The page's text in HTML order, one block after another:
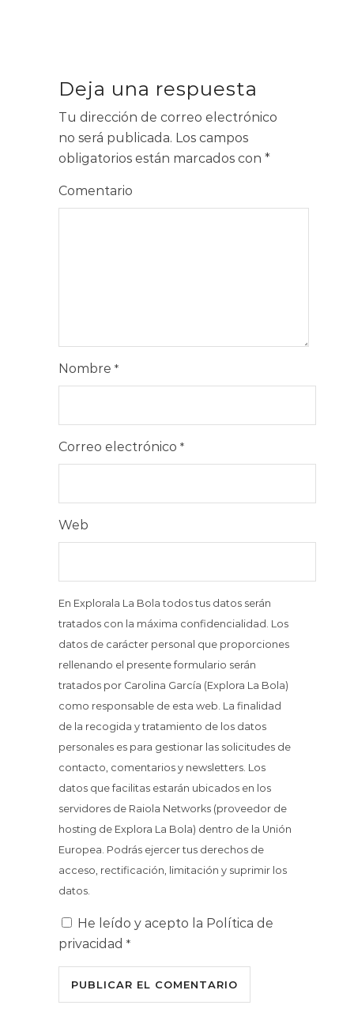
Deja una respuesta
Tu dirección de correo electrónico
no será publicada. Los campos
obligatorios están marcados con *
Comentario
Nombre *
Correo electrónico *
Web
En Explorala La Bola todos tus datos serán
tratados con la máxima confidencialidad. Los
datos de carácter personal que proporciones
rellenando el presente formulario serán
tratados por Carolina García (Explora La Bola)
como responsable de esta web. La finalidad
de la recogida y tratamiento de los datos
personales es para gestionar las solicitudes de
contacto, comentarios y newsletters. Los
datos que facilitas estarán ubicados en los
servidores de Raiola Networks (proveedor de
hosting de Explora La Bola) dentro de la Unión
Europea. Podrás ejercer tus derechos de
acceso, rectificación, limitación y suprimir los
datos.
He leído y acepto la Política de
privacidad *